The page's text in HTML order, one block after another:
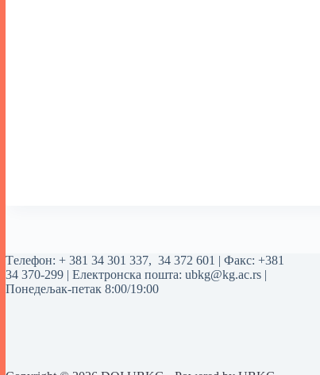
Tелефон: + 381 34 301 337, 34 372 601 | Факс: +381
34 370-299 | Електронска пошта: ubkg@kg.ac.rs |
Понедељак-петак 8:00/19:00